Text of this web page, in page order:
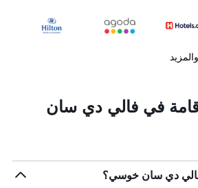
في فالي دي سان
دي سان خوسي؟